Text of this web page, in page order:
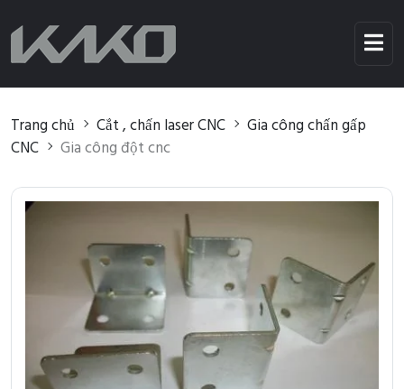
Trang chủ Cắt , chấn laser CNC
Gia công chấn gấp
CNC
Gia công đột cnc